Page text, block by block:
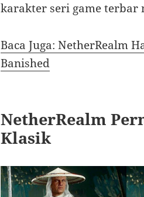
karakter seri game terbar
Baca Juga: NetherRealm
Banished
NetherRealm
Klasik